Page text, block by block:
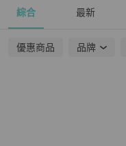
綜合 最新
優惠商品 品牌